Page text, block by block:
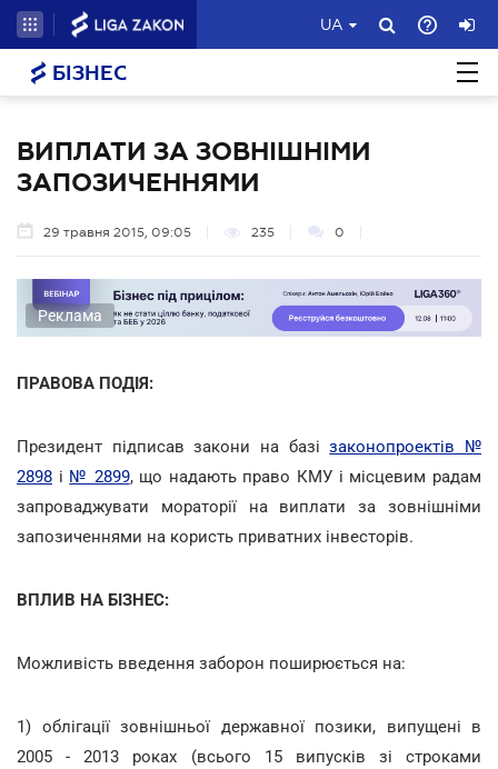
UA
БІЗНЕС
ВИПЛАТИ ЗА ЗОВНІШНІМИ
ЗАПОЗИЧЕННЯМИ
29 травня 2015, 09:05 235 0
Реклама
ПРАВОВА ПОДІЯ:
Президент підписав закони на базізаконопроектів №
2898 і № 2899, що надають право КМУ і місцевим радам
запроваджувати мораторії на виплати за зовнішніми
запозиченнями на користь приватних інвесторів.
ВПЛИВ НА БІЗНЕС:
Можливість введення заборон поширюється на:
1) облігації зовнішньої державної позики, випущені в
2005 - 2013 роках (всього 15 випусків зі строками